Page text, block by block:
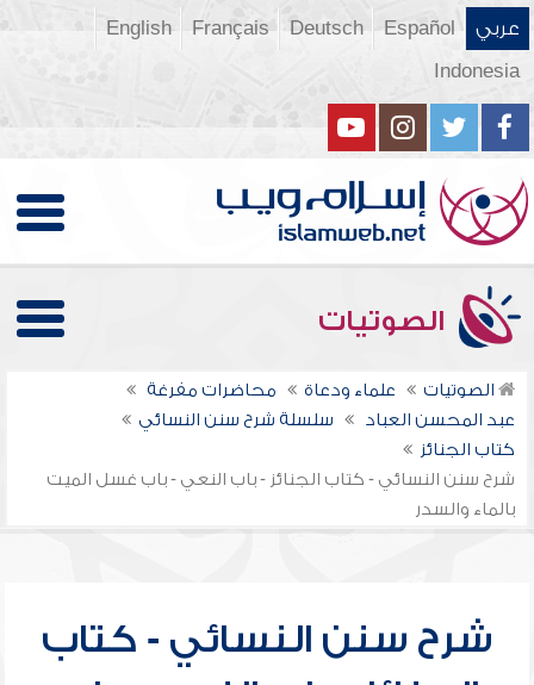
عربي Español
Deutsch
Français
English
Indonesia
الصوتيات
الصوتيات علماء ودعاة
محاضرات مفرغة
عبد المحسن العباد
سلسلة شرح سنن النسائي
كتاب الجنائز
شرح سنن النسائي - كتاب الجنائز - باب النعي - باب غسل الميت
بالماء والسدر
شرح سنن النسائي - كتاب